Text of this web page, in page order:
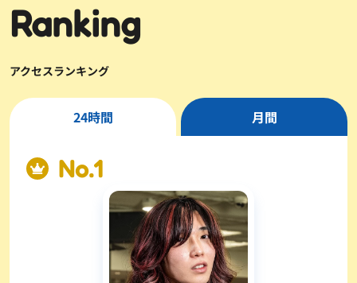
Ranking
アクセスランキング
24時間 月間